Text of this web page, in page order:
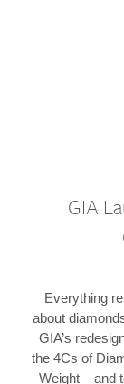
GIA
Everything
about
GIA’s
the 4Cs of
Weight – and